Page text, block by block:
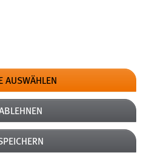
IN
TEAMS
BÄRNAU-
– zwei Welten, die
AUSWÄHLEN